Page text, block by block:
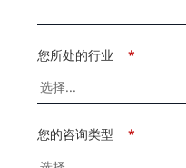
*
您所处的行业
*
您的咨询类型